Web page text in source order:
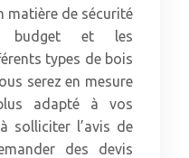
matière de sécurité
budget et les
types de bois
serez en mesure
adapté à vos
solliciter l’avis de
des devis